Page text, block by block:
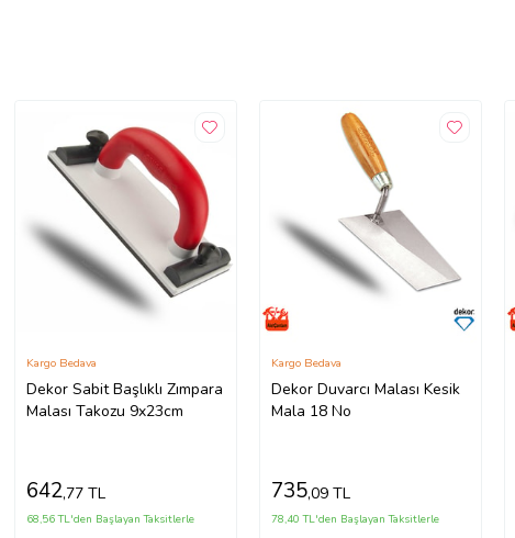
Dekor Sabit Başlıklı Zımpara
Malası Takozu 9x23cm
Kargo Bedava
642,77 TL
68,56 TL'den Başlayan Taksitlerle
Dekor Duvarcı Malası Kesik
Mala 18 No
Kargo Bedava
735,09 TL
78,40 TL'den Başlayan Taksitlerle